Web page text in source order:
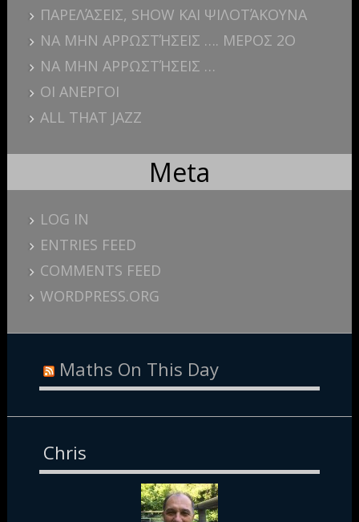
ΠΑΡΕΛΆΣΕΙΣ, SHOW ΚΑΙ ΨΙΛΟΤΆΚΟΥΝΑ
ΝΑ ΜΗΝ ΑΡΡΩΣΤΉΣΕΙΣ …. ΜΕΡΟΣ 2Ο
ΝΑ ΜΗΝ ΑΡΡΩΣΤΉΣΕΙΣ …
ΟΙ ΑΝΕΡΓΟΙ
ALL THAT JAZZ
Meta
LOG IN
ENTRIES FEED
COMMENTS FEED
WORDPRESS.ORG
Maths On This Day
Chris